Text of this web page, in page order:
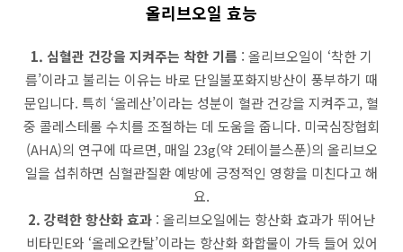
올리브오일 효능
1. 심혈관 건강을 지켜주는 착한 기름 : 올리브오일이 ‘착한 기
름’이라고 불리는 이유는 바로 단일불포화지방산이 풍부하기 때
문입니다. 특히 ‘올레산’이라는 성분이 혈관 건강을 지켜주고, 혈
중 콜레스테롤 수치를 조절하는 데 도움을 줍니다. 미국심장협회
(AHA)의 연구에 따르면, 매일 23g(약 2테이블스푼)의 올리브오
일을 섭취하면 심혈관질환 예방에 긍정적인 영향을 미친다고 해
요.
2. 강력한 항산화 효과 : 올리브오일에는 항산화 효과가 뛰어난
비타민E와 ‘올레오칸탈’이라는 항산화 화합물이 가득 들어 있어